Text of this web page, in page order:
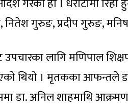
गुरुङ, प्रदीप गुरुङ,
लागि मणिपाल
थियो । मृतकका आफन्तले
डा. अनिल शाहमाथि